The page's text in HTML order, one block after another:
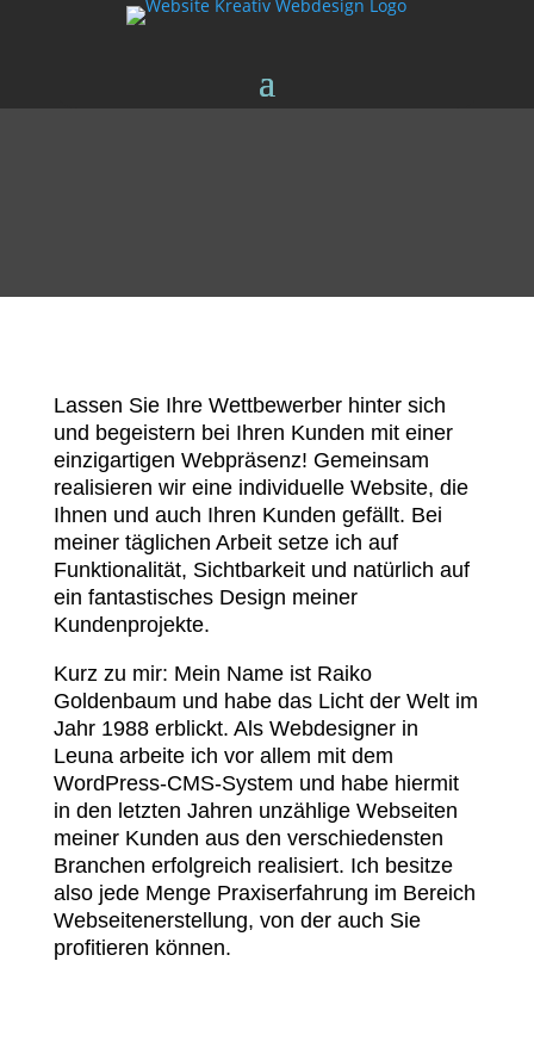
Lassen Sie Ihre Wettbewerber hinter sich
und begeistern bei Ihren Kunden mit einer
einzigartigen Webpräsenz! Gemeinsam
realisieren wir eine individuelle Website, die
Ihnen und auch Ihren Kunden gefällt. Bei
meiner täglichen Arbeit setze ich auf
Funktionalität, Sichtbarkeit und natürlich auf
ein fantastisches Design meiner
Kundenprojekte.
Kurz zu mir: Mein Name ist Raiko
Goldenbaum und habe das Licht der Welt im
Jahr 1988 erblickt. Als Webdesigner in
Leuna arbeite ich vor allem mit dem
WordPress-CMS-System und habe hiermit
in den letzten Jahren unzählige Webseiten
meiner Kunden aus den verschiedensten
Branchen erfolgreich realisiert. Ich besitze
also jede Menge Praxiserfahrung im Bereich
Webseitenerstellung, von der auch Sie
profitieren können.